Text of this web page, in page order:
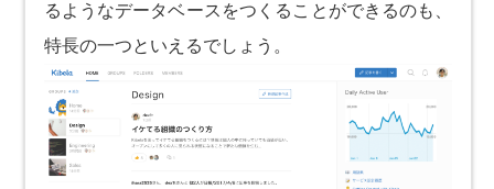
るようなデータベースをつくることができるのも、
特長の一つといえるでしょう。